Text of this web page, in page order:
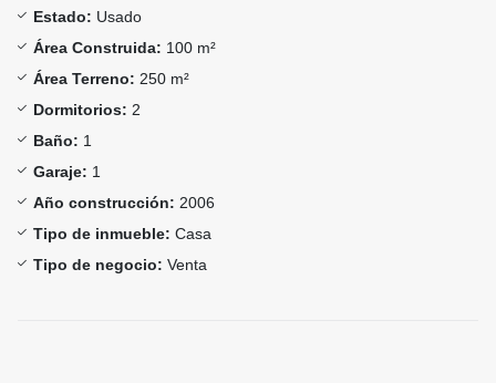
Estado: Usado
Área Construida: 100 m²
Área Terreno: 250 m²
Dormitorios: 2
Baño: 1
Garaje: 1
Año construcción: 2006
Tipo de inmueble: Casa
Tipo de negocio: Venta